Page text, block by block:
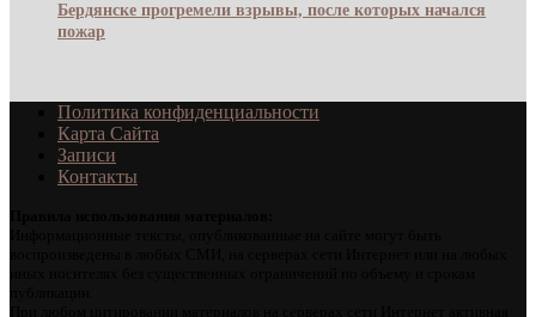
Бердянске прогремели взрывы, после которых начался
пожар
Политика конфиденциальности
Карта Сайта
Записи
Контакты